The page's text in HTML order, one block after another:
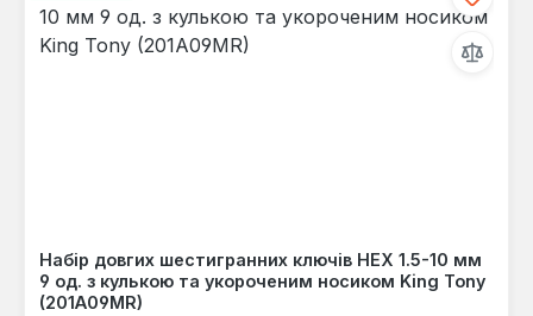
Набір довгих шестигранних ключів HEX 1.5-10 мм
9 од. з кулькою та укороченим носиком King Tony
(201A09MR)